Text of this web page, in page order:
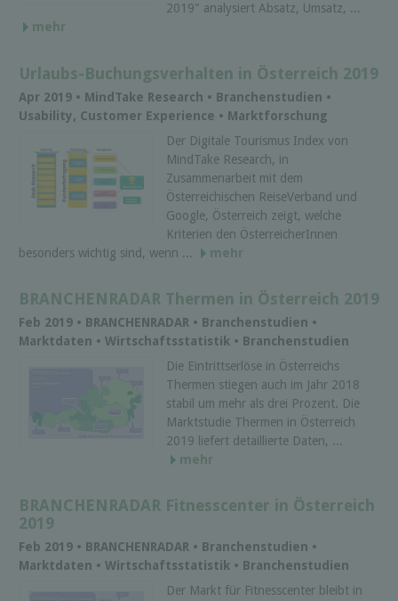
2019" analysiert Absatz, Umsatz, ...
mehr
Urlaubs-Buchungsverhalten in Österreich 2019
Apr 2019 • MindTake Research • Branchenstudien •
Usability, Customer Experience • Marktforschung
Der Digitale Tourismus Index von
MindTake Research, in
Zusammenarbeit mit dem
Österreichischen ReiseVerband und
Google, Österreich zeigt, welche
Kriterien den ÖsterreicherInnen
besonders wichtig sind, wenn ...
mehr
BRANCHENRADAR Thermen in Österreich 2019
Feb 2019 • BRANCHENRADAR • Branchenstudien •
Marktdaten • Wirtschaftsstatistik • Branchenstudien
Die Eintrittserlöse in Österreichs
Thermen stiegen auch im Jahr 2018
stabil um mehr als drei Prozent. Die
Marktstudie Thermen in Österreich
2019 liefert detaillierte Daten, ...
mehr
BRANCHENRADAR Fitnesscenter in Österreich
2019
Feb 2019 • BRANCHENRADAR • Branchenstudien •
Marktdaten • Wirtschaftsstatistik • Branchenstudien
Der Markt für Fitnesscenter bleibt in